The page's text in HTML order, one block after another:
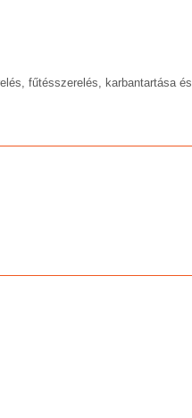
fűtésszerelés, karbantartása és